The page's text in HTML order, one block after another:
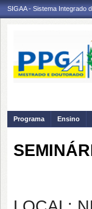
SIGAA - Sistema Integrado
Programa Ensino